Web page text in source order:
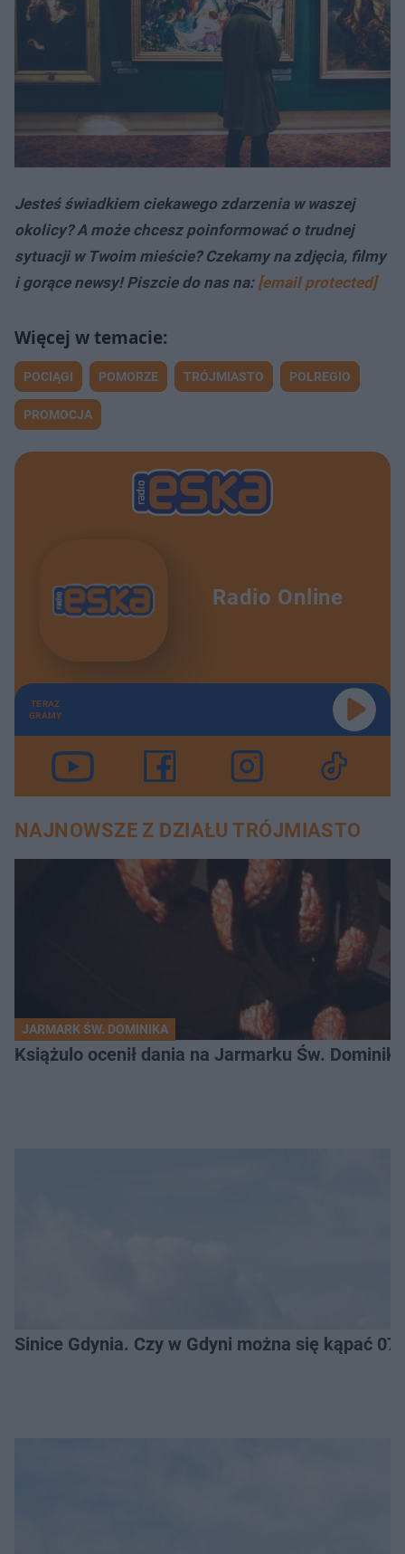
Jesteś świadkiem ciekawego zdarzenia w waszej
okolicy? A może chcesz poinformować o trudnej
sytuacji w Twoim mieście? Czekamy na zdjęcia, filmy
i gorące newsy! Piszcie do nas na: [email protected]
POCIĄGI POMORZE TRÓJMIASTO POLREGIO
PROMOCJA
Radio Online
TERAZ
GRAMY
NAJNOWSZE Z DZIAŁU TRÓJMIASTO
JARMARK ŚW. DOMINIKA
Książulo ocenił dania na Jarmarku Św.
Sinice Gdynia. Czy w Gdyni można się kąpać